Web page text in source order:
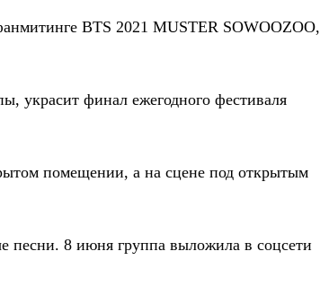
BTS 2021 MUSTER SOWOOZOO,
украсит финал ежегодного фестиваля
помещении, а на сцене под открытым
песни. 8 июня группа выложила в соцсети